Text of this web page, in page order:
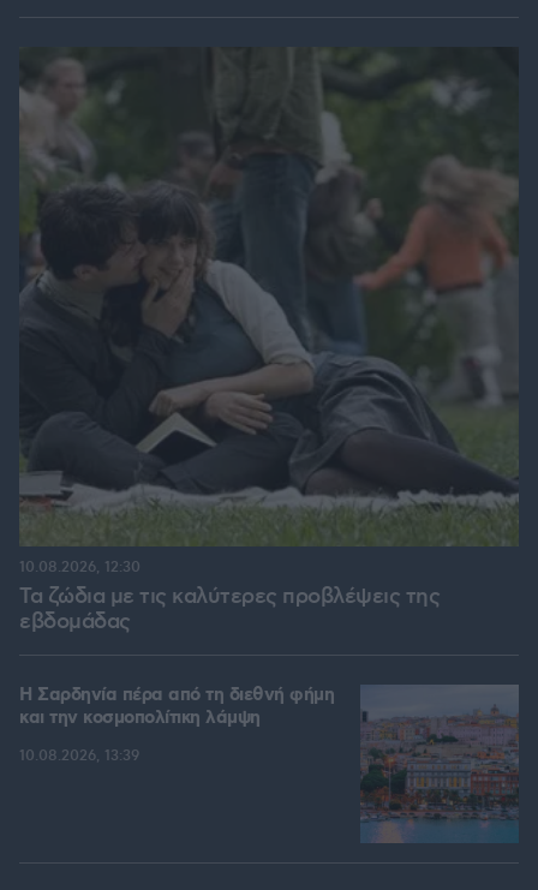
Τα ζώδια με τις καλύτερες προβλέψεις της
εβδομάδας
10.08.2026, 12:30
Η Σαρδηνία πέρα από τη διεθνή φήμη
και την κοσμοπολίτικη λάμψη
10.08.2026, 13:39